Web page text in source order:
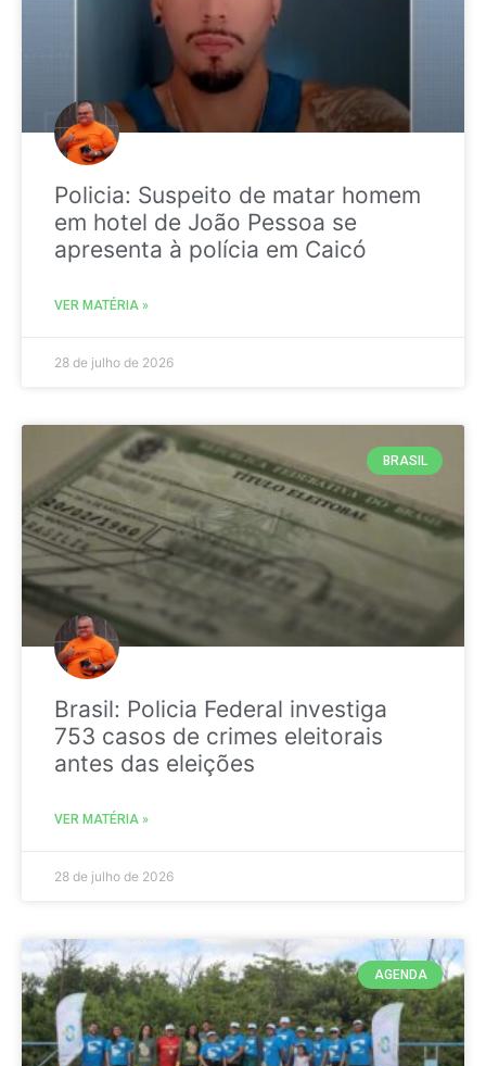
Policia: Suspeito de matar homem
em hotel de João Pessoa se
apresenta à polícia em Caicó
VER MATÉRIA »
28 de julho de 2026
BRASIL
Brasil: Policia Federal investiga
753 casos de crimes eleitorais
antes das eleições
VER MATÉRIA »
28 de julho de 2026
AGENDA